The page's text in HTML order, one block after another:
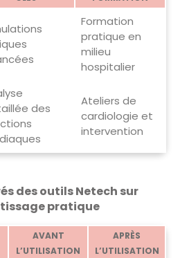
Formation
pratique en
milieu
hospitalier
des
Ateliers de
cardiologie et
intervention
des outils Netech sur
pratique
AVANT
L’UTILISATION
APRÈS
L’UTILISATION